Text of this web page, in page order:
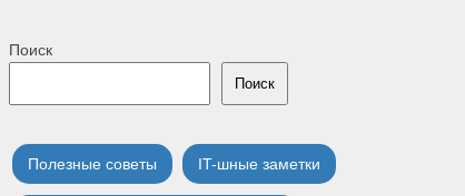
Поиск
Поиск
Полезные советы IT-шные заметки